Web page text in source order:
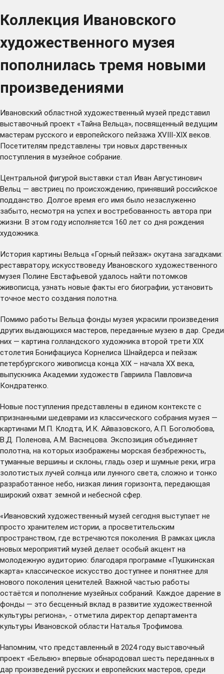
Коллекция Ивановского
художественного музея
пополнилась тремя новыми
произведениями
Ивановский областной художественный музей представил
выставочный проект «Тайна Вельца», посвященный ведущим
мастерам русского и европейского пейзажа XVIII-XIX веков.
Посетителям представлены три новых дарственных
поступления в музейное собрание.
Центральной фигурой выставки стал Иван Августинович
Вельц — австриец по происхождению, принявший российское
подданство. Долгое время его имя было незаслуженно
забыто, несмотря на успех и востребованность автора при
жизни. В этом году исполняется 160 лет со дня рождения
художника.
История картины Вельца «Горный пейзаж» окутана загадками:
реставратору, искусствоведу Ивановского художественного
музея Полине Евстафьевой удалось найти потомков
живописца, узнать новые факты его биографии, установить
точное место создания полотна.
Помимо работы Вельца фонды музея украсили произведения
других выдающихся мастеров, переданные музею в дар. Среди
них — картина голландского художника второй трети XIX
столетия Бонифациуса Корнелиса Шнайдерса и пейзаж
петербургского живописца конца XIX – начала XX века,
выпускника Академии художеств Гавриила Павловича
Кондратенко.
Новые поступления представлены в едином контексте с
признанными шедеврами из классического собрания музея —
картинами М.П. Клодта, И.К. Айвазовского, А.П. Боголюбова,
В.Д. Поленова, А.М. Васнецова. Экспозиция объединяет
полотна, на которых изображены морская безбрежность,
туманные вершины и склоны, гладь озер и шумные реки, игра
золотистых лучей солнца или лунного света, сложно и тонко
разработанное небо, низкая линия горизонта, передающая
широкий охват земной и небесной сфер.
«Ивановский художественный музей сегодня выступает не
просто хранителем истории, а просветительским
пространством, где встречаются поколения. В рамках цикла
новых мероприятий музей делает особый акцент на
молодежную аудиторию: благодаря программе «Пушкинская
карта» классическое искусство доступнее и понятнее для
нового поколения ценителей. Важной частью работы
остаётся и пополнение музейных собраний. Каждое дарение в
фонды — это бесценный вклад в развитие художественной
культуры региона», - отметила директор департамента
культуры Ивановской области Наталья Трофимова.
Напомним, что представленный в 2024 году выставочный
проект «Бельвю» впервые обнародовал шесть переданных в
дар произведений русских и европейских мастеров, среди